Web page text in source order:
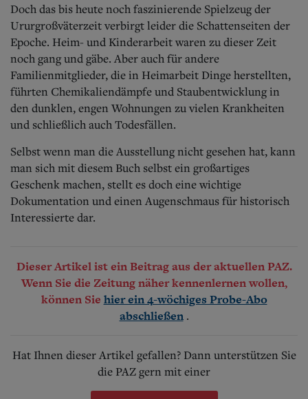
Doch das bis heute noch faszinierende Spielzeug der
Ururgroßväterzeit verbirgt leider die Schattenseiten der
Epoche. Heim- und Kinderarbeit waren zu dieser Zeit
noch gang und gäbe. Aber auch für andere
Familienmitglieder, die in Heimarbeit Dinge herstellten,
führten Chemikaliendämpfe und Staubentwicklung in
den dunklen, engen Wohnungen zu vielen Krankheiten
und schließlich auch Todesfällen.
Selbst wenn man die Ausstellung nicht gesehen hat, kann
man sich mit diesem Buch selbst ein großartiges
Geschenk machen, stellt es doch eine wichtige
Dokumentation und einen Augenschmaus für historisch
Interessierte dar.
Dieser Artikel ist ein Beitrag aus der aktuellen PAZ.
Wenn Sie die Zeitung näher kennenlernen wollen,
können Sie hier ein 4-wöchiges Probe-Abo
abschließen .
Hat Ihnen dieser Artikel gefallen? Dann unterstützen Sie
die PAZ gern mit einer